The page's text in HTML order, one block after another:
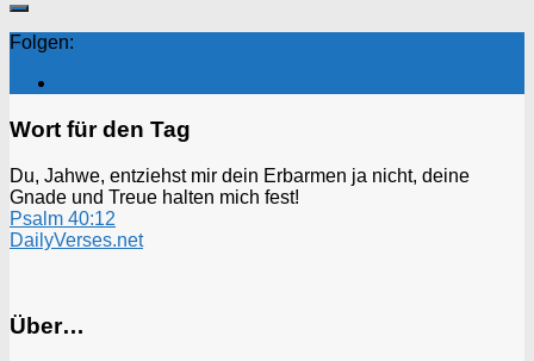
Folgen:
Wort für den Tag
Du, Jahwe, entziehst mir dein Erbarmen ja nicht, deine
Gnade und Treue halten mich fest!
Psalm 40:12
DailyVerses.net
Über…